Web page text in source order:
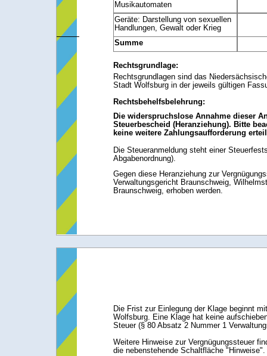
Musikautomaten
Geräte: Darstellung von sexuellen
Handlungen, Gewalt oder Krieg
Summe
Rechtsgrundlage:
Rechtsgrundlagen sind das
Stadt Wolfsburg in der jeweils gültigen
Rechtsbehelfsbelehrung:
Die widerspruchslose Annahme dieser
Steuerbescheid (Heranziehung). Bitte
keine weitere Zahlungsaufforderung
Die Steueranmeldung steht einer
Abgabenordnung).
Gegen diese Heranziehung zur
Verwaltungsgericht Braunschweig,
Braunschweig, erhoben werden.
Die Frist zur Einlegung der Klage beginnt
Wolfsburg. Eine Klage hat keine
Steuer (§ 80 Absatz 2 Nummer 1
Weitere Hinweise zur Vergnügungssteuer
die nebenstehende Schaltfläche "Hinweise".